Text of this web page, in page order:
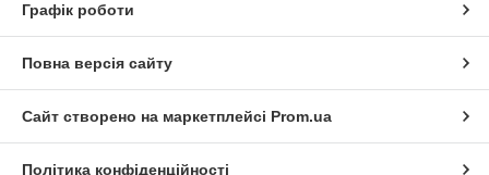
Графік роботи
Повна версія сайту
Сайт створено на маркетплейсі Prom.ua
Політика конфіденційності